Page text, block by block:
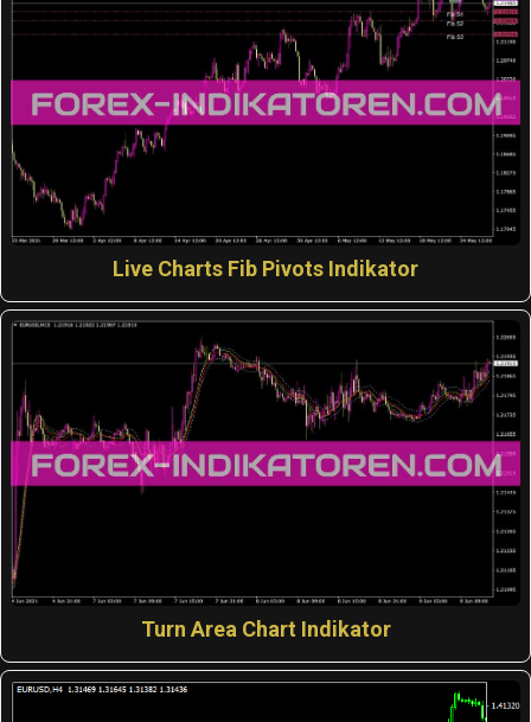
Live Charts Fib Pivots Indikator
Turn Area Chart Indikator